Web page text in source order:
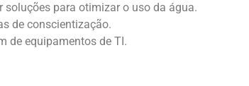
soluções para otimizar o uso da água.
de conscientização.
de equipamentos de TI.